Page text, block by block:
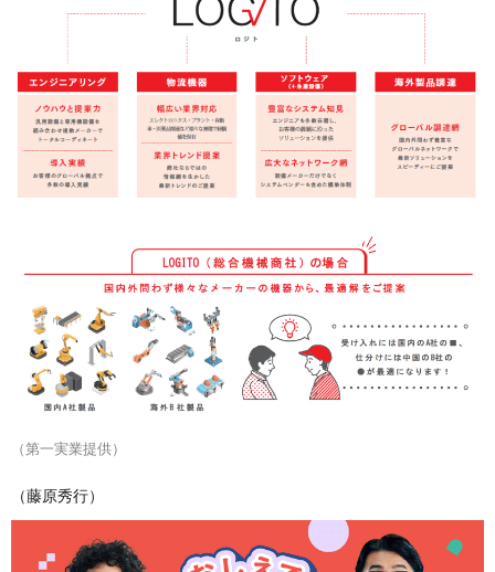
（第一実業提供）
（藤原秀行）